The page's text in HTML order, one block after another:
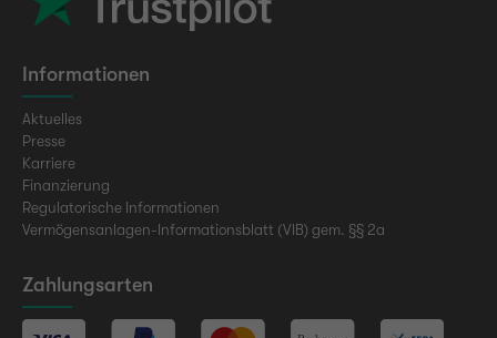
Informationen
Aktuelles
Presse
Karriere
Finanzierung
Regulatorische Informationen
Vermögensanlagen-Informationsblatt (VIB) gem. §§ 2a
Zahlungsarten